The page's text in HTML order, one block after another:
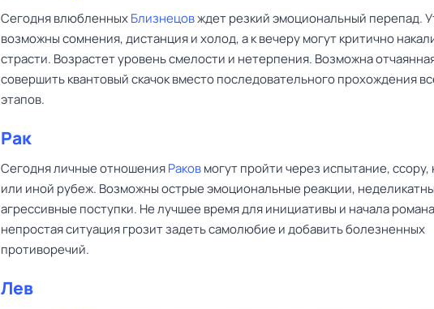
Сегодня влюбленныхБлизнецовждет резкий эмоциональный перепад.
возможны сомнения, дистанция и холод, а к вечеру могут критично
страсти. Возрастет уровень смелости и нетерпения. Возможна
совершить квантовый скачок вместо последовательного прохождения
этапов.
Рак
Сегодня личные отношенияРаковмогут пройти через испытание, ссору,
или иной рубеж. Возможны острые эмоциональные реакции,
агрессивные поступки. Не лучшее время для инициативы и начала
непростая ситуация грозит задеть самолюбие и добавить болезненных
противоречий.
Лев